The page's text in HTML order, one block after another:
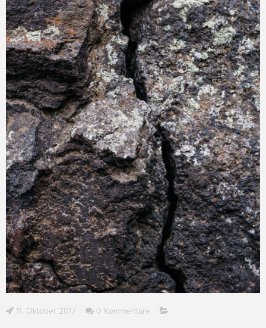
11. Oktober 2017 0 Kommentare